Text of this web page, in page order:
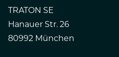
TRATON SE
Hanauer Str. 26
80992 München